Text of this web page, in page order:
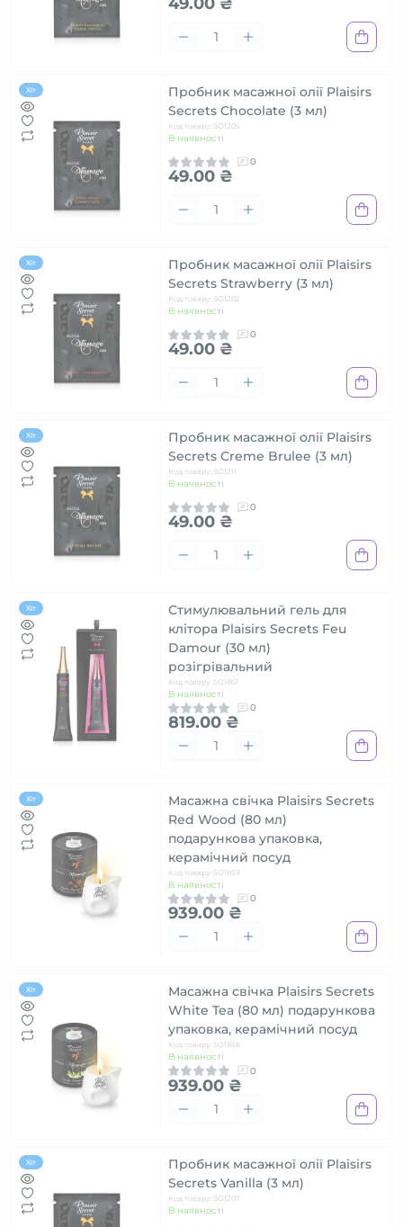
Хіт
Пробник масажної олії Plaisirs
Secrets Chocolate (3 мл)
Код товару: SO1205
В наявності
0
49.00 ₴
Хіт
Пробник масажної олії Plaisirs
Secrets Strawberry (3 мл)
Код товару: SO1202
В наявності
0
49.00 ₴
Хіт
Пробник масажної олії Plaisirs
Secrets Creme Brulee (3 мл)
Код товару: SO1211
В наявності
0
49.00 ₴
Хіт
Стимулювальний гель для
клітора Plaisirs Secrets Feu
Damour (30 мл)
розігрівальний
Код товару: SO1861
В наявності
0
819.00 ₴
Хіт
Масажна свічка Plaisirs Secrets
Red Wood (80 мл)
подарункова упаковка,
керамічний посуд
Код товару: SO1859
В наявності
0
939.00 ₴
Хіт
Масажна свічка Plaisirs Secrets
White Tea (80 мл) подарункова
упаковка, керамічний посуд
Код товару: SO1858
В наявності
0
939.00 ₴
Хіт
Пробник масажної олії Plaisirs
Secrets Vanilla (3 мл)
Код товару: SO1207
В наявності